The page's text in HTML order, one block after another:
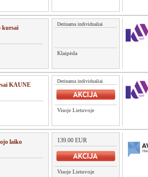
kursai
Derinama individualiai
Klaipėda
KAUNE
Derinama individualiai
Visoje Lietuvoje
laiko
139.00 EUR
Visoje Lietuvoje